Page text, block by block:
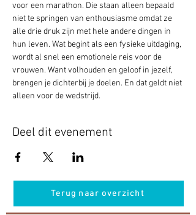
voor een marathon. Die staan alleen bepaald
niet te springen van enthousiasme omdat ze
alle drie druk zijn met hele andere dingen in
hun leven. Wat begint als een fysieke uitdaging,
wordt al snel een emotionele reis voor de
vrouwen. Want volhouden en geloof in jezelf,
brengen je dichterbij je doelen. En dat geldt niet
alleen voor de wedstrijd.
Deel dit evenement
Terug naar overzicht